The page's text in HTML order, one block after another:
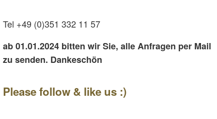
Tel +49 (0)351 332 11 57
ab 01.01.2024 bitten wir Sie, alle Anfragen per Mail
zu senden. Dankeschön
Please follow & like us :)